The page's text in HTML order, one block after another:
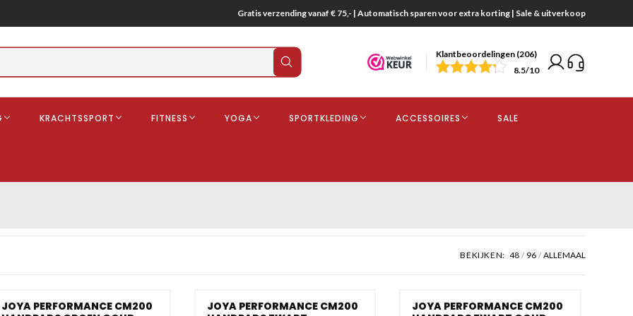
Gratis verzending vanaf € 75,- | Automatisch sparen voor extra korting | Sale & uitverkoop
Klantbeoordelingen (206)
8.5/10
KRACHTSSPORT FITNESS YOGA SPORTKLEDING ACCESSOIRES SALE
BEKIJKEN: 48 96 ALLEMAAL
JOYA PERFORMANCE CM200
JOYA PERFORMANCE CM200
JOYA PERFORMANCE CM200